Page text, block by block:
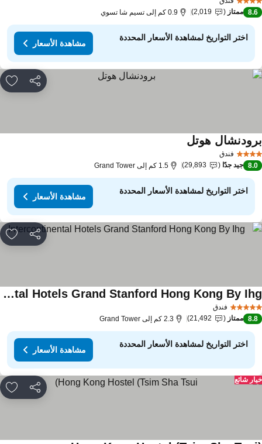
8.6 ممتاز 2,019 0.9 كم إلى تسيم شا تسوي
اختر التواريخ لمشاهدة الأسعار المحددة
مشاهدة الأسعار
مشاركة
فندق
هوتل
8.0 جيد جدًا 29,893 1.5 كم إلى Grand Tower
اختر التواريخ لمشاهدة الأسعار المحددة
مشاهدة الأسعار
مشاركة
فندق
Intercontinental Hotels Grand Stanford Hong Kong By Ihg
8.8 ممتاز 21,492 2.3 كم إلى Grand Tower
اختر التواريخ لمشاهدة الأسعار المحددة
مشاهدة الأسعار
مشاركة
شائع